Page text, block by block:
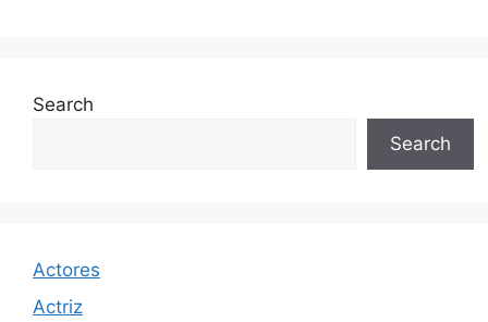
Search
Search
Actores
Actriz